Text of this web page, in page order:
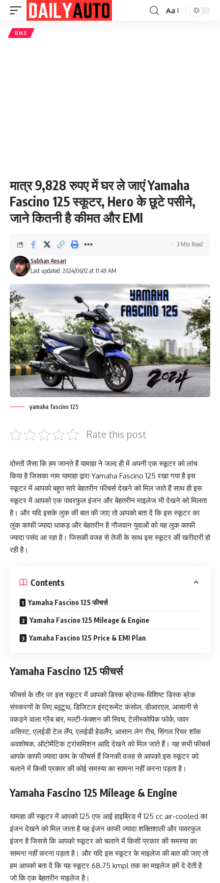
Font
Aa
BIKE
मात्र 9,828 रुपए में घर ले जाएं Yamaha
Fascino 125 स्कूटर, Hero के छूटे पसीने,
जाने कितनी है कीमत और EMI
Last updated: 2024/06/12 at 11:49 AM
Subhan Ansari
3 Min Read
yamaha fascino 125
Rate this post
दोस्तों जैसा कि हम जानते हैं यामाहा ने जल्द ही में अपनी एक स्कूटर को लांच
किया है जिसका नाम यामाहा द्वारा Yamaha Fascino 125 रखा गया है इस
स्कूटर में आपको बहुत सारे बेहतरीन फीचर्स देखने को मिल जाते हैं साथ ही इस
स्कूटर में आपको एक पावरफुल इंजन और बेहतरीन माइलेज भी देखने को मिलता
है। और यदि इसके लुक की बात की जाए तो आपको बता दें कि इस स्कूटर का
लुक काफी ज्यादा धाकड़ और बेहतरीन है नौजवान युवाओं को यह लुक काफी
ज्यादा पसंद आ रहा है। जिसकी वजह से तेजी के साथ इस स्कूटर की खरीदारी हो
रही है।
Contents
Yamaha Fascino 125 फीचर्स
Yamaha Fascino 125 Mileage & Engine
Yamaha Fascino 125 Price & EMI Plan
Yamaha Fascino 125फीचर्स
फीचर्स के तौर पर इस स्कूटर में आपको डिस्क ब्रेउच्च-विशिष्ट डिस्क ब्रेक
संस्करणों के लिए ब्लूटूथ, डिजिटल इंस्ट्रूमेंट कंसोल, डीआरएल, आसानी से
पकड़ने वाला ग्रैब बार, मल्टी-फंक्शन की स्विच, टेलीस्कोपिक फोर्क, पावर
असिस्ट, एलईडी टेल लैंप, एलईडी हेडलैंप, आसान लेग रीच, सिंगल रियर शॉक
अवशोषक, ऑटोमैटिक ट्रांसमिशन आदि देखने को मिल जाते हैं। यह सभी फीचर्स
आपके काफी ज्यादा काम के फीचर्स हैं जिनकी वजह से आपको इस स्कूटर को
चलाने में किसी प्रकार की कोई समस्या का सामना नहीं करना पड़ता है।
Yamaha Fascino 125 Mileage & Engine
यामाहा की स्कूटर में आपको 125 एफ आई हाइब्रिड में 125 cc air-cooled का
इंजन देखने को मिल जाता है यह इंजन काफी ज्यादा शक्तिशाली और पावरफुल
इंजन है जिससे कि आपको स्कूटर को चलाने में किसी प्रकार की समस्या का
सामना नहीं करना पड़ता है। और यदि इस स्कूटर के माइलेज की बात की जाए तो
हम आपको बता दें कि यह स्कूटर 68.75 kmpl तक का माइलेज हमें दे देती है
जो कि एक बेहतरीन माइलेज है।